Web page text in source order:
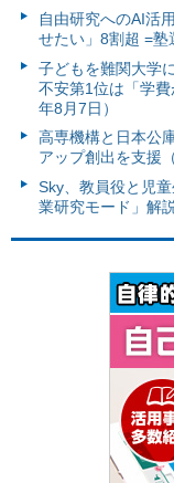
自由研究へのAI活
せたい」8割超 =塾
子どもを難関大学
不安第1位は「学
年8月7日）
高専機構と日本公
アップ創出を支援
Sky、教員役と児
業研究モード」解